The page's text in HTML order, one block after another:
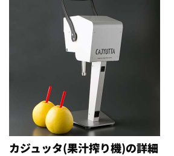
カジュッタ(果汁搾り機)の詳細